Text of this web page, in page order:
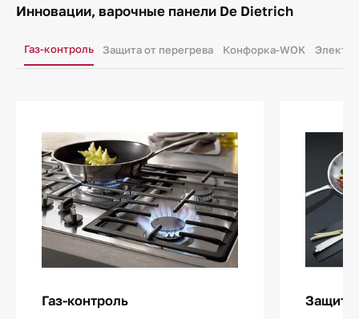
Инновации, варочные панели De Dietrich
Газ-контроль Защита от перегрева Конфорка-WOK
Газ-контроль Защита